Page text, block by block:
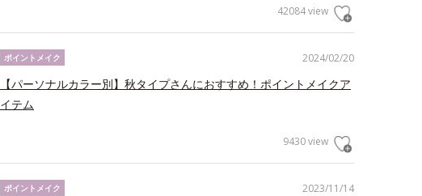
42084 view
2024/02/20
ポイントメイク
【パーソナルカラー別】秋タイプさんにおすすめ！ポイントメイクア
イテム
9430 view
2023/11/14
ポイントメイク